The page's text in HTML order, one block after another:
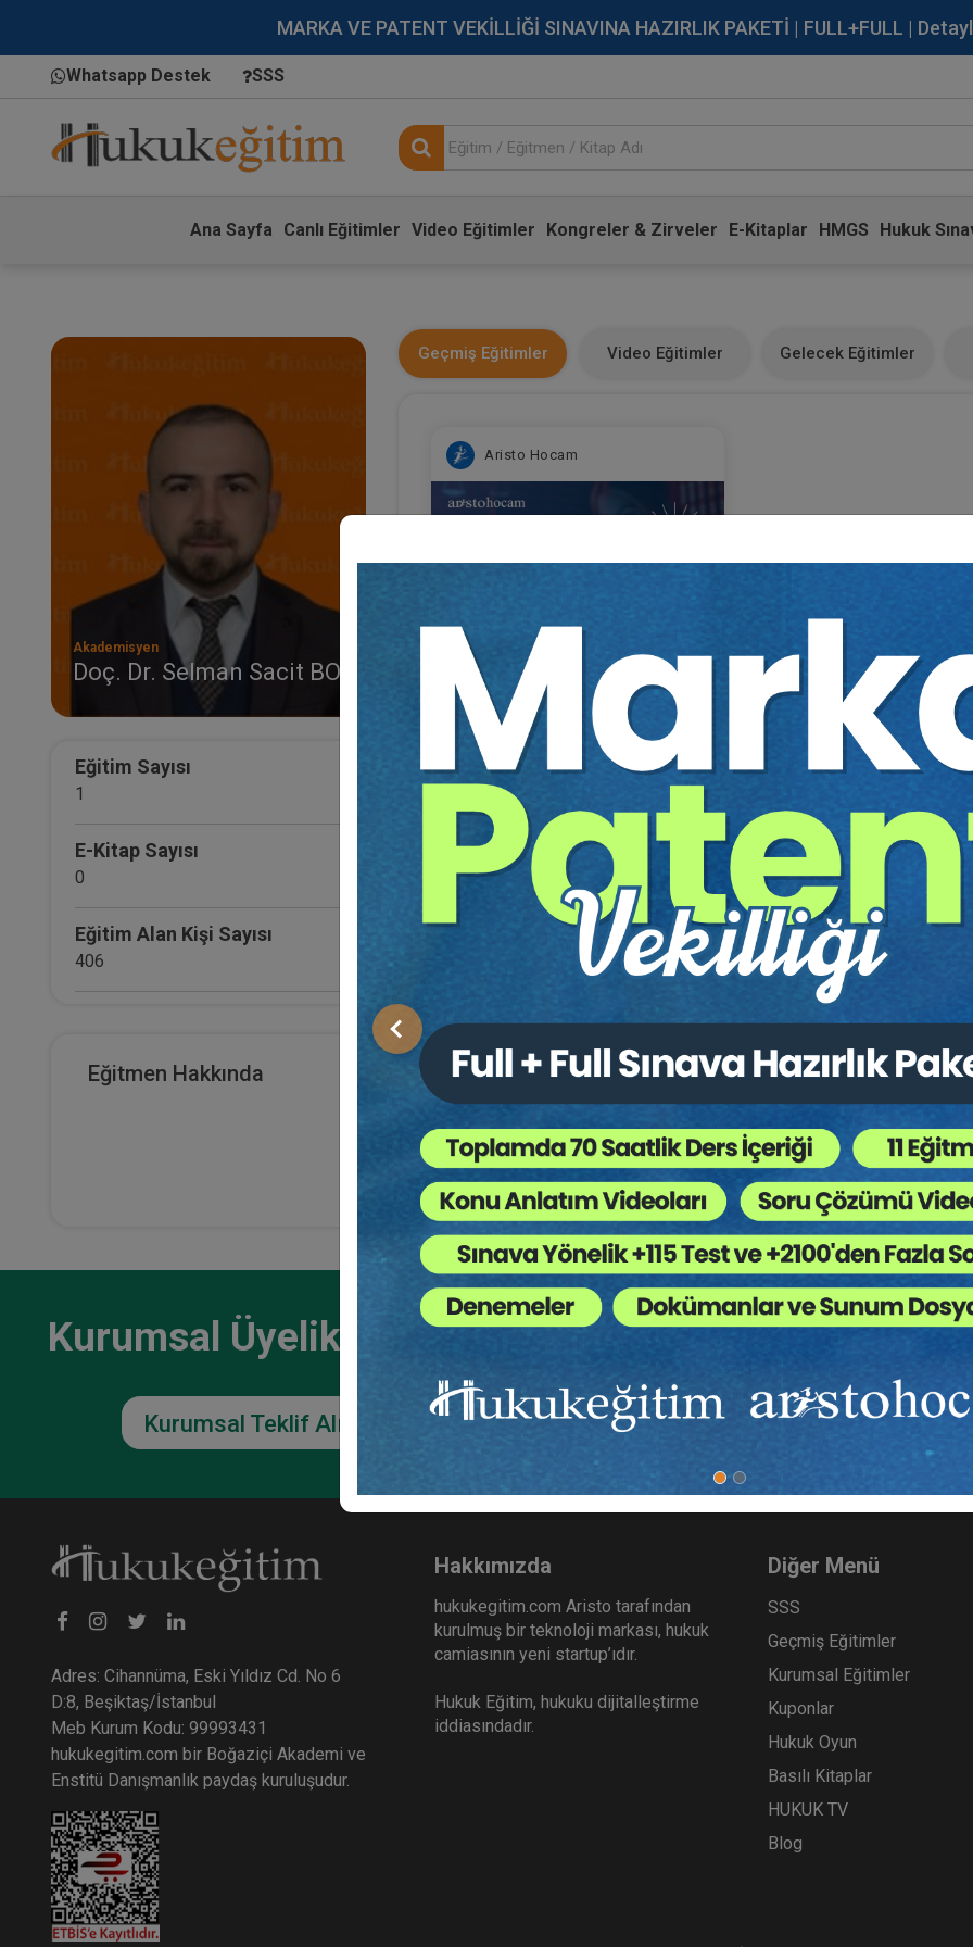
MARKA VE PATENT VEKİLLİĞİ SINAVINA HAZIRLIK PAKETİ | FULL+FULL |
Whatsapp Destek SSS
Ana Sayfa Canlı Eğitimler Video Eğitimler Kongreler & Zirveler E-Kitaplar HMGS Hukuk
Önceki
Akademisyen
Doç. Dr. Selman Sacit BOZ
Eğitim Sayısı
1
E-Kitap Sayısı
0
Eğitim Alan Kişi Sayısı
406
Geçmiş Eğitimler Video Eğitimler Gelecek Eğitimler
Aristo Hocam
Aristo Hocam HMGS 2025 NİSAN
Eğitim Yapıldı Tekrar Talep Et
Eğitmen Hakkında
Kurumsal Üyelikler İçin
Kurumsal Teklif Alın
Ekibinizin hukuk bilgisini yükseltin, kaliteli içeriklerle
Ekibinize, Hukuk Eğitim’in birbirinden kaliteli
sınırsız erişim imkanı sunun.
Adres: Cihannüma, Eski Yıldız Cd. No 6
D:8, Beşiktaş/İstanbul
Meb Kurum Kodu: 99993431
hukukegitim.com bir Boğaziçi Akademi ve
Enstitü Danışmanlık paydaş kuruluşudur.
Hakkımızda
hukukegitim.com Aristo tarafından
kurulmuş bir teknoloji markası, hukuk
camiasının yeni startup’ıdır.
Hukuk Eğitim, hukuku dijitalleştirme
iddiasındadır.
Diğer Menü
SSS
Geçmiş Eğitimler
Kurumsal Eğitimler
Kuponlar
Hukuk Oyun
Basılı Kitaplar
HUKUK TV
Blog